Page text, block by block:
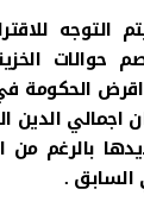
التوجه
حوالات
الحكومة
بالرغم
السابق .